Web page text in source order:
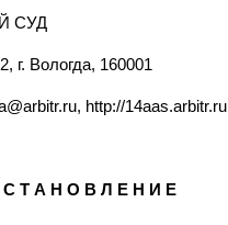
СУД
г. Вологда, 160001
http://14aas.arbitr.ru
Т А Н О В Л Е Н И Е